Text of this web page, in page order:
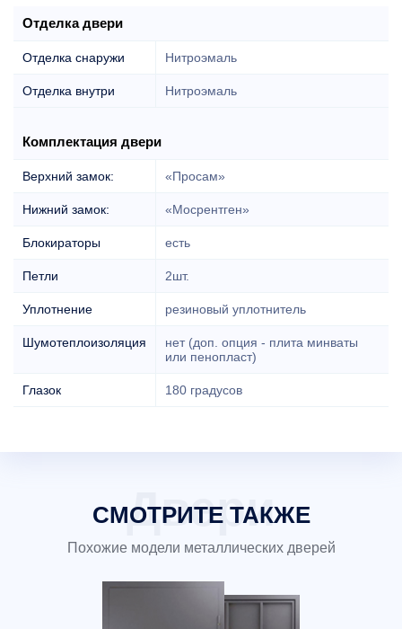
Отделка двери
Отделка снаружи Нитроэмаль
Отделка внутри Нитроэмаль
Комплектация двери
Верхний замок: «Просам»
Нижний замок: «Мосрентген»
Блокираторы есть
Петли 2шт.
Уплотнение резиновый уплотнитель
Шумотеплоизоляция
нет (доп. опция - плита минваты
или пенопласт)
Глазок 180 градусов
СМОТРИТЕ ТАКЖЕ
Похожие модели металлических дверей